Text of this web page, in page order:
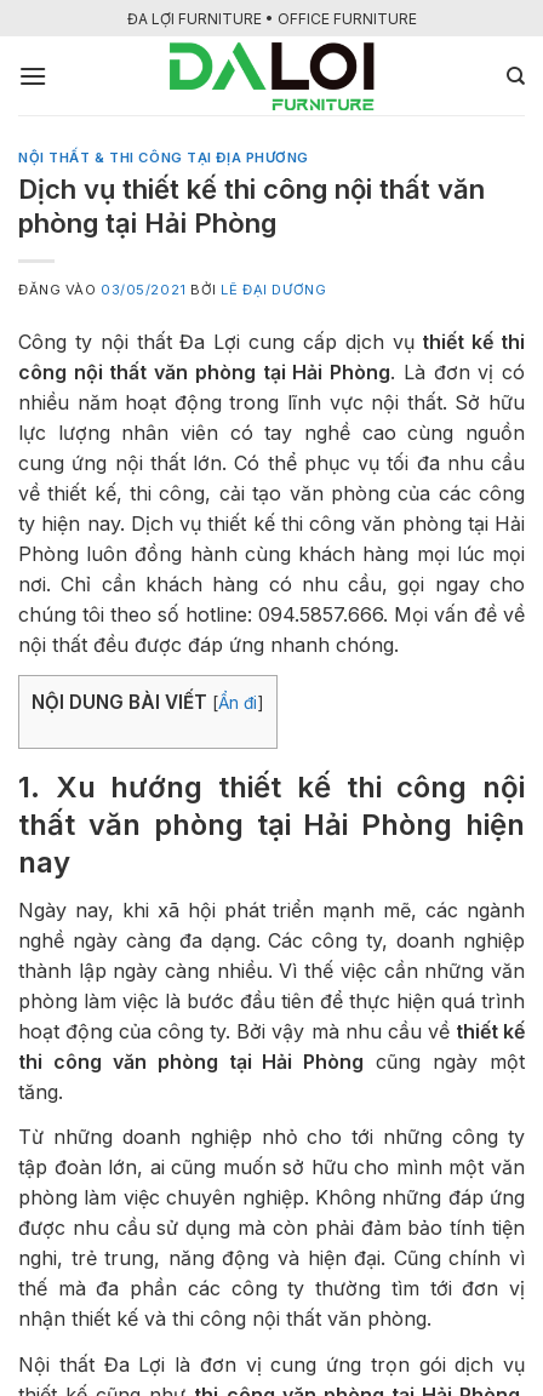
nội
ĐA LỢI FURNITURE • OFFICE FURNITURE
NỘI THẤT & THI CÔNG TẠI ĐỊA PHƯƠNG
Dịch vụ thiết kế thi công nội thất văn
phòng tại Hải Phòng
ĐĂNG VÀO 03/05/2021 BỞI LÊ ĐẠI DƯƠNG
Công ty nội thất Đa Lợi cung cấp dịch vụ thiết kế thi
công nội thất văn phòng tại Hải Phòng. Là đơn vị có
nhiều năm hoạt động trong lĩnh vực nội thất. Sở hữu
lực lượng nhân viên có tay nghề cao cùng nguồn
cung ứng nội thất lớn. Có thể phục vụ tối đa nhu cầu
về thiết kế, thi công, cải tạo văn phòng của các công
ty hiện nay. Dịch vụ thiết kế thi công văn phòng tại Hải
Phòng luôn đồng hành cùng khách hàng mọi lúc mọi
nơi. Chỉ cần khách hàng có nhu cầu, gọi ngay cho
chúng tôi theo số hotline: 094.5857.666. Mọi vấn đề về
nội thất đều được đáp ứng nhanh chóng.
NỘI DUNG BÀI VIẾT [Ẩn đi]
1. Xu hướng thiết kế thi công nội
thất văn phòng tại Hải Phòng hiện
nay
Ngày nay, khi xã hội phát triển mạnh mẽ, các ngành
nghề ngày càng đa dạng. Các công ty, doanh nghiệp
thành lập ngày càng nhiều. Vì thế việc cần những văn
phòng làm việc là bước đầu tiên để thực hiện quá trình
hoạt động của công ty. Bởi vậy mà nhu cầu về thiết kế
thi công văn phòng tại Hải Phòng cũng ngày một
tăng.
Từ những doanh nghiệp nhỏ cho tới những công ty
tập đoàn lớn, ai cũng muốn sở hữu cho mình một văn
phòng làm việc chuyên nghiệp. Không những đáp ứng
được nhu cầu sử dụng mà còn phải đảm bảo tính tiện
nghi, trẻ trung, năng động và hiện đại. Cũng chính vì
thế mà đa phần các công ty thường tìm tới đơn vị
nhận thiết kế và thi công nội thất văn phòng.
Nội thất Đa Lợi là đơn vị cung ứng trọn gói dịch vụ